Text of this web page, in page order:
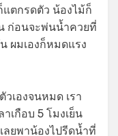
ตกรดตัว น้องไม้ก็
ก่อนจะพ่นน้ำควยที่
ผมเองก็หมดแรง
เองจนหมด เรา
เกือบ 5 โมงเย็น
ยพาน้องไปรีดน้ำที่